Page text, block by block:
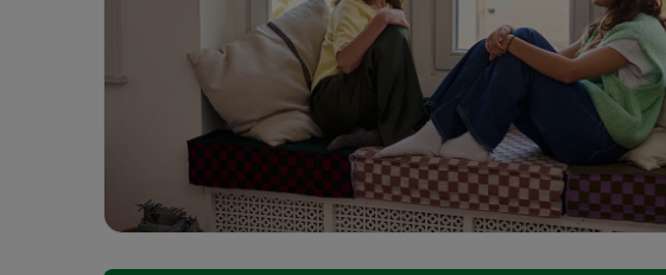
Coöperatie DELA
Werken bij DELA
DELA Fonds
Blog
Vooruitdenken